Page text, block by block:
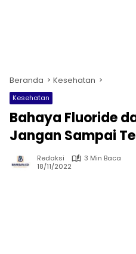
Beranda Kesehatan
Kesehatan
Bahaya Fluoride
Jangan Sampai
Redaksi
3 Min Baca
18/11/2022